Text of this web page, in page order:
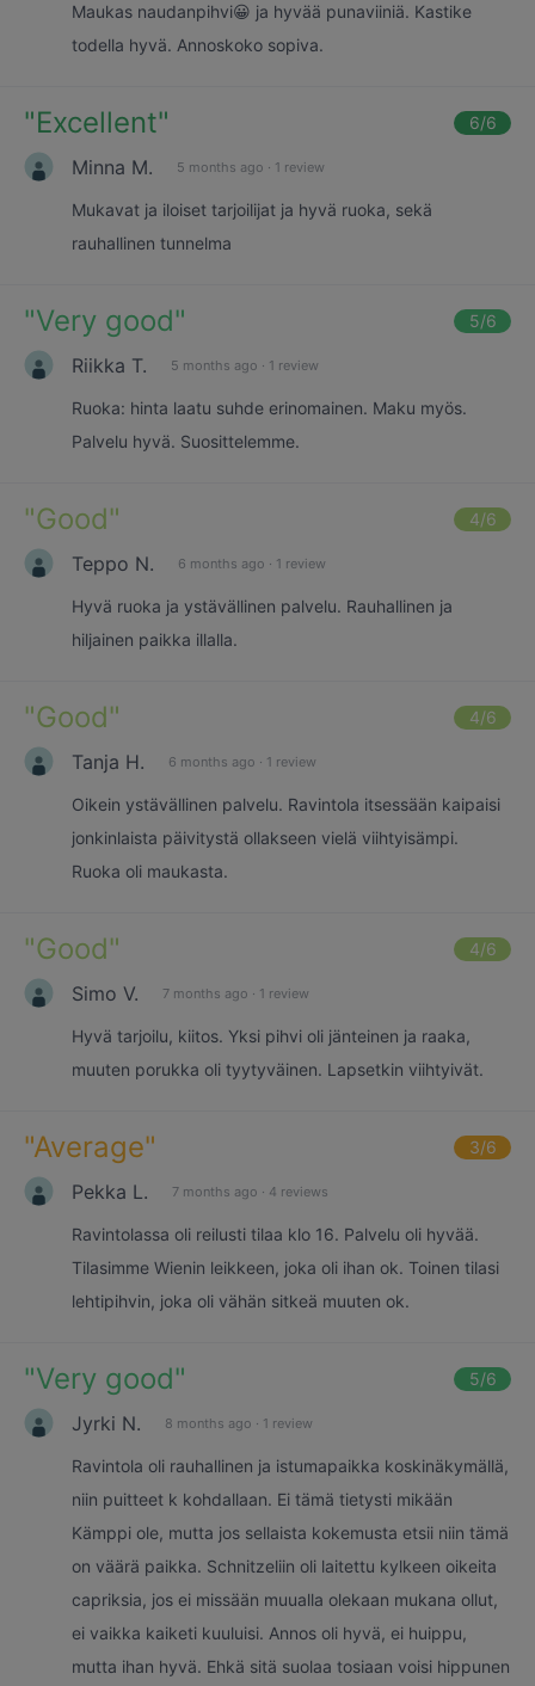
Maukas naudanpihvi😀 ja hyvää punaviiniä. Kastike
todella hyvä. Annoskoko sopiva.
"Excellent" 6/6
Minna M. 5 months ago · 1 review
Mukavat ja iloiset tarjoilijat ja hyvä ruoka, sekä
rauhallinen tunnelma
"Very good" 5/6
Riikka T. 5 months ago · 1 review
Ruoka: hinta laatu suhde erinomainen. Maku myös.
Palvelu hyvä. Suosittelemme.
"Good" 4/6
Teppo N. 6 months ago · 1 review
Hyvä ruoka ja ystävällinen palvelu. Rauhallinen ja
hiljainen paikka illalla.
"Good" 4/6
Tanja H. 6 months ago · 1 review
Oikein ystävällinen palvelu. Ravintola itsessään kaipaisi
jonkinlaista päivitystä ollakseen vielä viihtyisämpi.
Ruoka oli maukasta.
"Good" 4/6
Simo V. 7 months ago · 1 review
Hyvä tarjoilu, kiitos. Yksi pihvi oli jänteinen ja raaka,
muuten porukka oli tyytyväinen. Lapsetkin viihtyivät.
"Average" 3/6
Pekka L. 7 months ago · 4 reviews
Ravintolassa oli reilusti tilaa klo 16. Palvelu oli hyvää.
Tilasimme Wienin leikkeen, joka oli ihan ok. Toinen tilasi
lehtipihvin, joka oli vähän sitkeä muuten ok.
"Very good" 5/6
Jyrki N. 8 months ago · 1 review
Ravintola oli rauhallinen ja istumapaikka koskinäkymällä,
niin puitteet k kohdallaan. Ei tämä tietysti mikään
Kämppi ole, mutta jos sellaista kokemusta etsii niin tämä
on väärä paikka. Schnitzeliin oli laitettu kylkeen oikeita
capriksia, jos ei missään muualla olekaan mukana ollut,
ei vaikka kaiketi kuuluisi. Annos oli hyvä, ei huippu,
mutta ihan hyvä. Ehkä sitä suolaa tosiaan voisi hippunen